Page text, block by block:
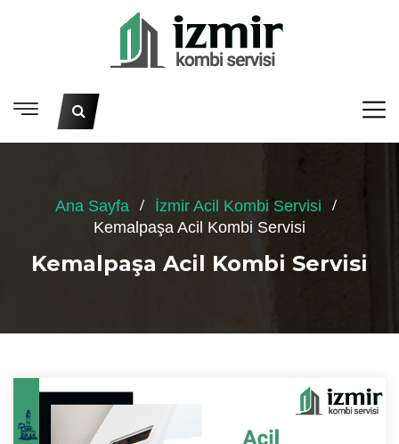
Ana Sayfa
İzmir Acil Kombi Servisi
Kemalpaşa Acil Kombi Servisi
Kemalpaşa Acil Kombi Servisi